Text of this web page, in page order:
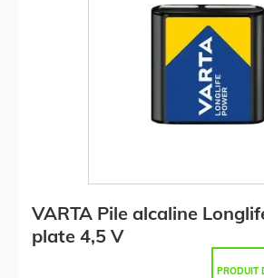
VARTA Pile alcaline
plate 4,5 V
PRODUIT